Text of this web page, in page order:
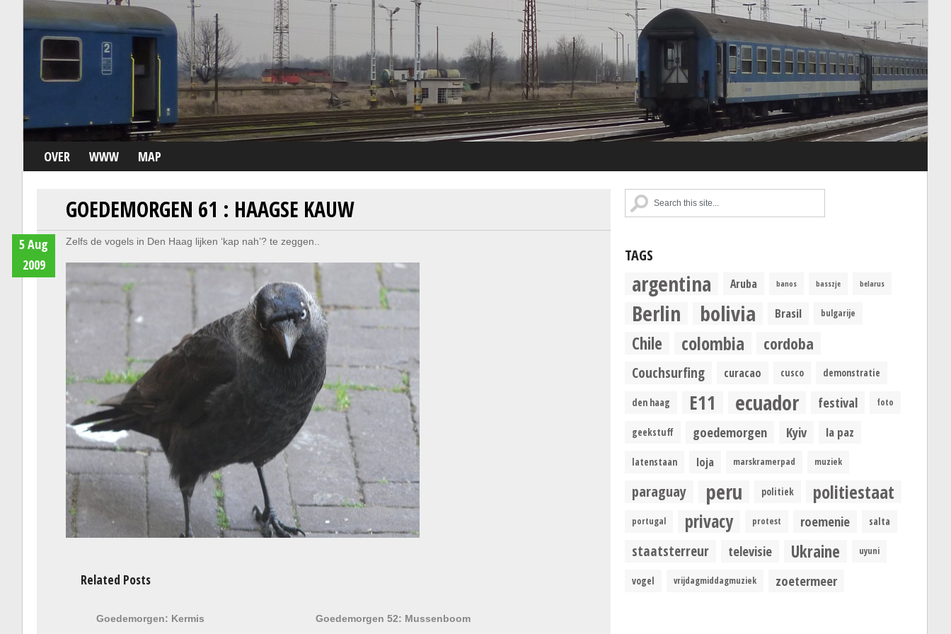
OVER WWW MAP
GOEDEMORGEN 61 : HAAGSE KAUW
5 Aug
2009
Zelfs de vogels in Den Haag lijken ‘kap nah’? te zeggen..
Related Posts
Goedemorgen: Kermis Goedemorgen 52: Mussenboom
TAGS
argentina Aruba banos basszje belarus
Berlin bolivia Brasil bulgarije
Chile colombia cordoba
Couchsurfing curacao cusco demonstratie
den haag E11 ecuador festival foto
geekstuff goedemorgen Kyiv la paz
latenstaan loja marskramerpad muziek
paraguay peru politiek politiestaat
portugal privacy protest roemenie salta
staatsterreur televisie Ukraine uyuni
vogel vrijdagmiddagmuziek zoetermeer